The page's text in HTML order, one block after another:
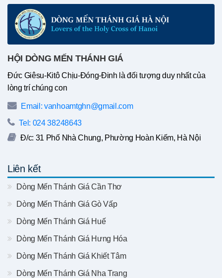
HỘI DÒNG MẾN THÁNH GIÁ
Đức Giêsu-Kitô Chịu-Đóng-Đinh là đối tượng duy nhất của
lòng trí chúng con
Email: vanhoamtghn@gmail.com
Tel: 024 38248643
Đ/c: 31 Phố Nhà Chung, Phường Hoàn Kiếm, Hà Nội
Liên kết
Dòng Mến Thánh Giá Cần Thơ
Dòng Mến Thánh Giá Gò Vấp
Dòng Mến Thánh Giá Huế
Dòng Mến Thánh Giá Hưng Hóa
Dòng Mến Thánh Giá Khiết Tâm
Dòng Mến Thánh Giá Nha Trang